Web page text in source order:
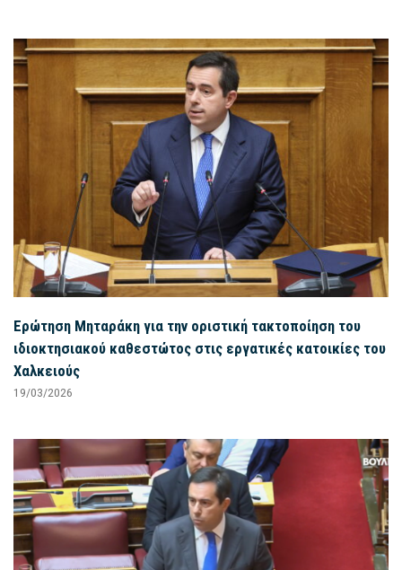
Ερώτηση Μηταράκη για την οριστική τακτοποίηση του
ιδιοκτησιακού καθεστώτος στις εργατικές κατοικίες του
Χαλκειούς
19/03/2026